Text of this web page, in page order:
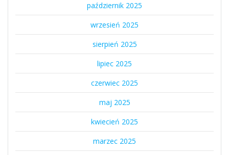
październik 2025
wrzesień 2025
sierpień 2025
lipiec 2025
czerwiec 2025
maj 2025
kwiecień 2025
marzec 2025